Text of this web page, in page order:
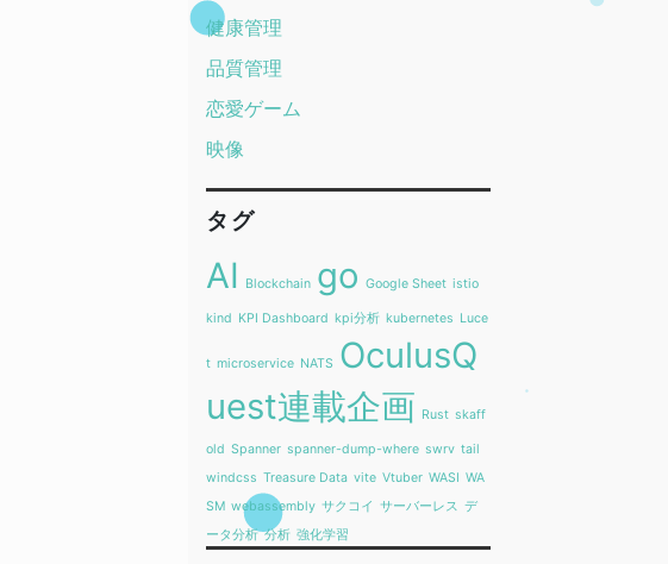
健康管理
品質管理
恋愛ゲーム
映像
タグ
AI Blockchain go Google Sheet istio
kind KPI Dashboard kpi分析 kubernetes Luce
t microservice NATS OculusQ
uest連載企画 Rust skaff
old Spanner spanner-dump-where swrv tail
windcss Treasure Data vite Vtuber WASI WA
SM webassembly サクコイ サーバーレス デ
ータ分析 分析 強化学習